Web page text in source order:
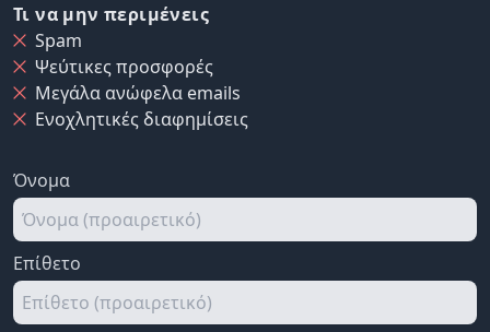
Τι να μην περιμένεις
Spam
Ψεύτικες προσφορές
Μεγάλα ανώφελα emails
Ενοχλητικές διαφημίσεις
Όνομα
Επίθετο